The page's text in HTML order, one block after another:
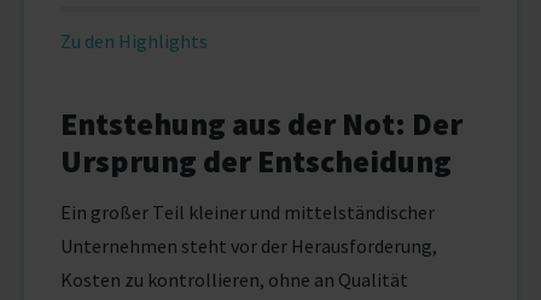
Zu den Highlights
Entstehung aus der Not: Der
Ursprung der Entscheidung
Ein großer Teil kleiner und mittelständischer
Unternehmen steht vor der Herausforderung,
Kosten zu kontrollieren, ohne an Qualität